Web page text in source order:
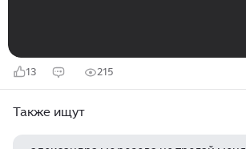
13 215
Также ищут